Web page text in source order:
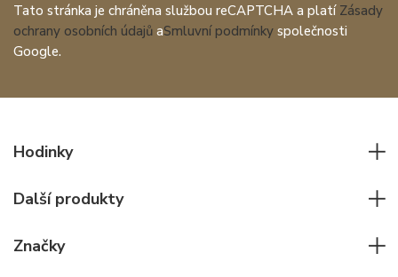
Tato stránka je chráněna službou reCAPTCHA a platí Zásady
ochrany osobních údajů aSmluvní podmínky společnosti
Google.
Hodinky
Dámské hodinky
Další produkty
Značky